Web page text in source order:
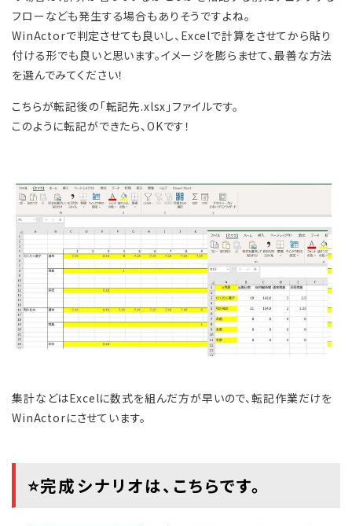
フローなども発生する場合もありそうですよね。
WinActorで判定させても良いし、Excelで計算をさせてから貼り
付ける形でも良いと思います。イメージを膨らませて、最善な方法
を選んでみてください！
こちらが転記後の「転記先.xlsx」ファイルです。
このように転記ができたら、OKです！
集計などはExcelに数式を組んだ方が早いので、転記作業だけを
WinActorにさせています。
⭐完成シナリオは、こちらです。